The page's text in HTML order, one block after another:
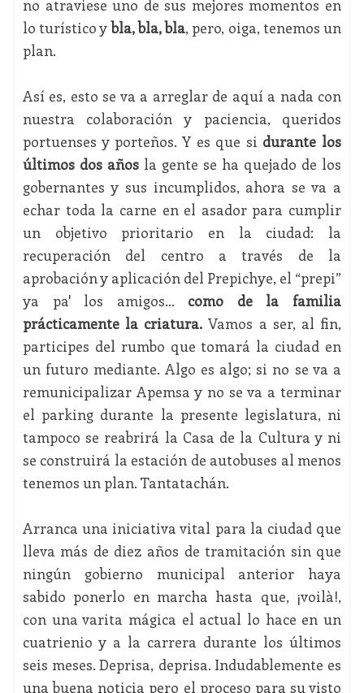
no atraviese uno de sus mejores momentos en
lo turístico ybla, bla, bla, pero, oiga, tenemos un
plan.
Así es, esto se va a arreglar de aquí a nada con
nuestra colaboración y paciencia, queridos
portuenses y porteños. Y es que si durante los
últimos dos añosla gente se ha quejado de los
gobernantes y sus incumplidos, ahora se va a
echar toda la carne en el asador para cumplir
un objetivo prioritario en la ciudad: la
recuperación del centro a través de la
aprobación y aplicación del Prepichye, el “prepi”
ya pa' los amigos... como de la familia
prácticamente la criatura. Vamos a ser, al fin,
participes del rumbo que tomará la ciudad en
un futuro mediante. Algo es algo; si no se va a
remunicipalizar Apemsa y no se va a terminar
el parking durante la presente legislatura, ni
tampoco se reabrirá la Casa de la Cultura y ni
se construirá la estación de autobuses al menos
tenemos un plan. Tantatachán.
Arranca una iniciativa vital para la ciudad que
lleva más de diez años de tramitación sin que
ningún gobierno municipal anterior haya
sabido ponerlo en marcha hasta que, ¡voilà!,
con una varita mágica el actual lo hace en un
cuatrienio y a la carrera durante los últimos
seis meses. Deprisa, deprisa. Indudablemente es
una buena noticia pero el proceso para su visto